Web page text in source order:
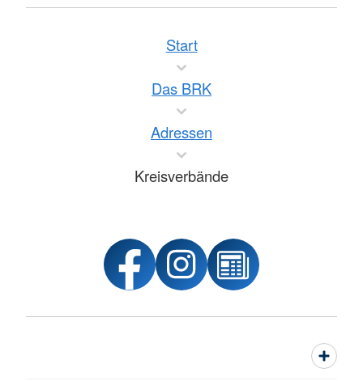
Start
Das BRK
Adressen
Kreisverbände